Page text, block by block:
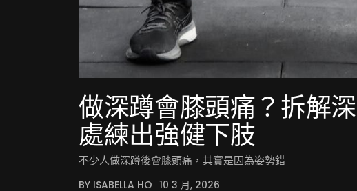
做深蹲會膝頭痛？拆解
處練出強健下肢
不少人做深蹲後會膝頭痛，其實是因為姿勢錯
BY ISABELLA HO 10 3 月, 2026